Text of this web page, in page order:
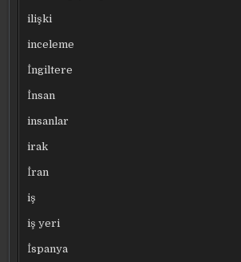
ilişki
inceleme
İngiltere
İnsan
insanlar
irak
İran
iş
iş yeri
İspanya